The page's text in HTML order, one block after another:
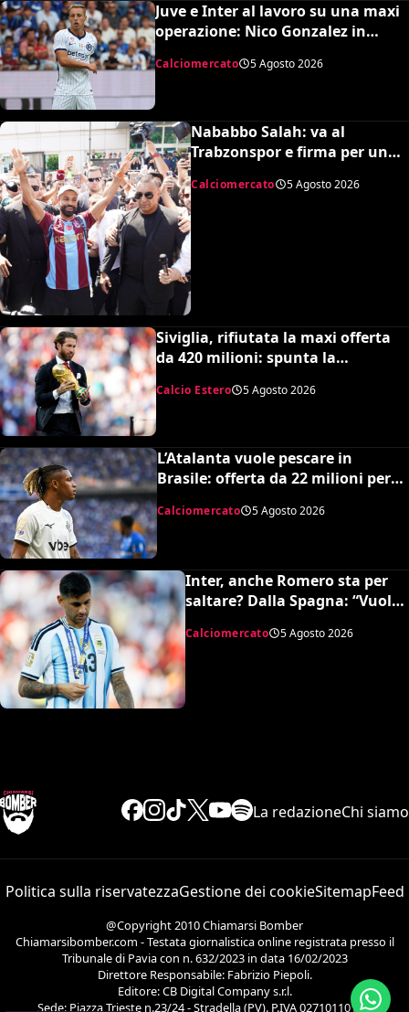
Juve e Inter al lavoro su una maxi
operazione: Nico Gonzalez in
nerazzurro, Frattesi a Torino
Calciomercato 5 Agosto 2026
Nababbo Salah: va al
Trabzonspor e firma per una
Calciomercato 5 Agosto 2026
Siviglia, rifiutata la maxi offerta
da 420 milioni: spunta la
spiazzante clausola “anti-Ramos”
Calcio Estero 5 Agosto 2026
L’Atalanta vuole pescare in
Brasile: offerta da 22 milioni per
Danilo, il Botafogo ne vuole 35
Calciomercato 5 Agosto 2026
Inter, anche Romero sta per
saltare? Dalla Spagna: “Vuole
Calciomercato 5 Agosto 2026
La redazioneChi siamo
Politica sulla riservatezzaGestione dei cookieSitemapFeed
@Copyright 2010 Chiamarsi Bomber
Chiamarsibomber.com - Testata giornalistica online registrata presso il
Tribunale di Pavia con n. 632/2023 in data 16/02/2023
Direttore Responsabile: Fabrizio Piepoli.
Editore: CB Digital Company s.r.l.
Sede: Piazza Trieste n.23/24 - Stradella (PV). P.IVA 02710110186.